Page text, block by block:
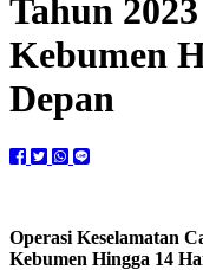
Tahun
Kebumen
Depan
Operasi Keselamatan
Kebumen Hingga 14